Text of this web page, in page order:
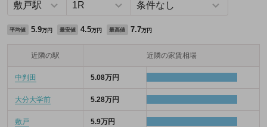
平均値 5.9万円 最安値 4.5万円 最高値 7.7万円
近隣の駅 近隣の家賃相場
中判田 5.08万円
大分大学前 5.28万円
敷戸 5.9万円